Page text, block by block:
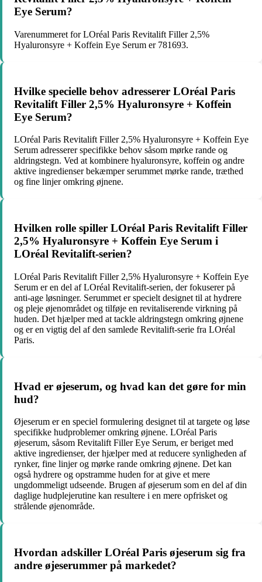
Eye Serum?
Varenummeret for LOréal Paris Revitalift Filler 2,5%
Hyaluronsyre + Koffein Eye Serum er 781693.
Hvilke specielle behov adresserer LOréal Paris
Revitalift Filler 2,5% Hyaluronsyre + Koffein
Eye Serum?
LOréal Paris Revitalift Filler 2,5% Hyaluronsyre + Koffein Eye
Serum adresserer specifikke behov såsom mørke rande og
aldringstegn. Ved at kombinere hyaluronsyre, koffein og andre
aktive ingredienser bekæmper serummet mørke rande, træthed
og fine linjer omkring øjnene.
Hvilken rolle spiller LOréal Paris Revitalift Filler
2,5% Hyaluronsyre + Koffein Eye Serum i
LOréal Revitalift-serien?
LOréal Paris Revitalift Filler 2,5% Hyaluronsyre + Koffein Eye
Serum er en del af LOréal Revitalift-serien, der fokuserer på
anti-age løsninger. Serummet er specielt designet til at hydrere
og pleje øjenområdet og tilføje en revitaliserende virkning på
huden. Det hjælper med at tackle aldringstegn omkring øjnene
og er en vigtig del af den samlede Revitalift-serie fra LOréal
Paris.
Hvad er øjeserum, og hvad kan det gøre for min
hud?
Øjeserum er en speciel formulering designet til at targete og løse
specifikke hudproblemer omkring øjnene. LOréal Paris
øjeserum, såsom Revitalift Filler Eye Serum, er beriget med
aktive ingredienser, der hjælper med at reducere synligheden af
rynker, fine linjer og mørke rande omkring øjnene. Det kan
også hydrere og opstramme huden for at give et mere
ungdommeligt udseende. Brugen af øjeserum som en del af din
daglige hudplejerutine kan resultere i en mere opfrisket og
strålende øjenområde.
Hvordan adskiller LOréal Paris øjeserum sig fra
andre øjeserummer på markedet?